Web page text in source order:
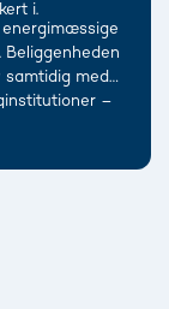
i.
samtidig med
–